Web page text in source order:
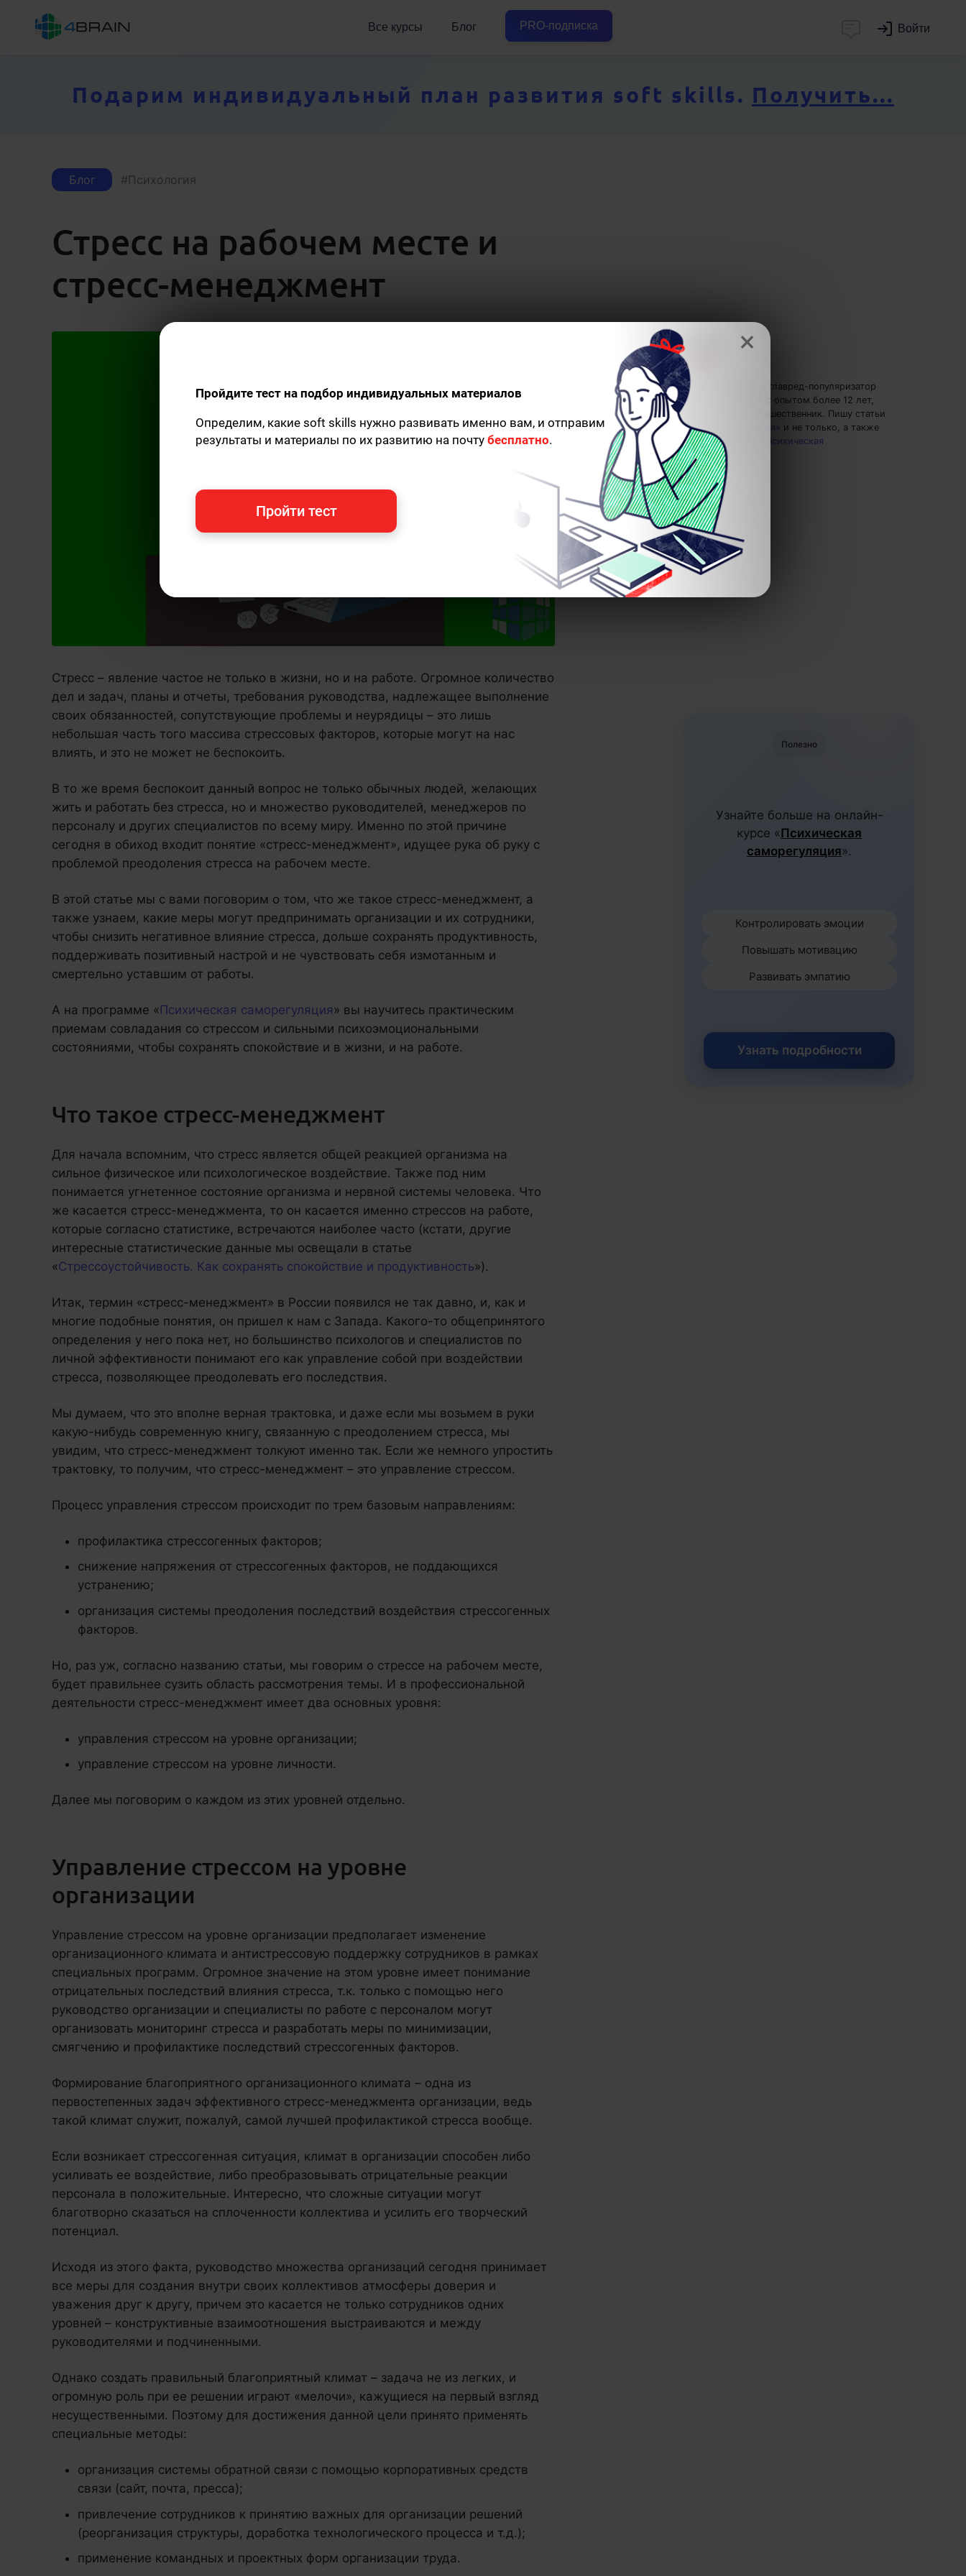
Все курсы Блог PRO-подписка Войти
Подарим индивидуальный план развития soft skills. Получить...
Блог Психология
Стресс на рабочем месте и
стресс-менеджмент
Кирилл Ногалес
— главред-популяризатор
экспертных знаний с опытом более 12 лет,
главред 4brain, путешественник. Пишу статьи
по теме
и не только, а также
рекомендую курс
«Психическая
саморегуляция»
Стресс – явление частое не только в жизни, но и на работе. Огромное количество
дел и задач, планы и отчеты, требования руководства, надлежащее выполнение
своих обязанностей, сопутствующие проблемы и неурядицы – это лишь
небольшая часть того массива стрессовых факторов, которые могут на нас
влиять, и это не может не беспокоить.
В то же время беспокоит данный вопрос не только обычных людей, желающих
жить и работать без стресса, но и множество руководителей, менеджеров по
персоналу и других специалистов по всему миру. Именно по этой причине
сегодня в обиход входит понятие «стресс-менеджмент», идущее рука об руку с
проблемой преодоления стресса на рабочем месте.
В этой статье мы с вами поговорим о том, что же такое стресс-менеджмент, а
также узнаем, какие меры могут предпринимать организации и их сотрудники,
чтобы снизить негативное влияние стресса, дольше сохранять продуктивность,
поддерживать позитивный настрой и не чувствовать себя измотанным и
смертельно уставшим от работы.
А на программе «Психическая саморегуляция» вы научитесь практическим
приемам совладания со стрессом и сильными психоэмоциональными
состояниями, чтобы сохранять спокойствие и в жизни, и на работе.
Что такое стресс-менеджмент
Для начала вспомним, что стресс является общей реакцией организма на
сильное физическое или психологическое воздействие. Также под ним
понимается угнетенное состояние организма и нервной системы человека. Что
же касается стресс-менеджмента, то он касается именно стрессов на работе,
которые согласно статистике, встречаются наиболее часто (кстати, другие
интересные статистические данные мы освещали в статье
«Стрессоустойчивость. Как сохранять спокойствие и продуктивность»).
Итак, термин «стресс-менеджмент» в России появился не так давно, и, как и
многие подобные понятия, он пришел к нам с Запада. Какого-то общепринятого
определения у него пока нет, но большинство психологов и специалистов по
личной эффективности понимают его как управление собой при воздействии
стресса, позволяющее преодолевать его последствия.
Мы думаем, что это вполне верная трактовка, и даже если мы возьмем в руки
какую-нибудь современную книгу, связанную с преодолением стресса, мы
увидим, что стресс-менеджмент толкуют именно так. Если же немного упростить
трактовку, то получим, что стресс-менеджмент – это управление стрессом.
Процесс управления стрессом происходит по трем базовым направлениям:
профилактика стрессогенных факторов;
снижение напряжения от стрессогенных факторов, не поддающихся
устранению;
организация системы преодоления последствий воздействия стрессогенных
факторов.
Но, раз уж, согласно названию статьи, мы говорим о стрессе на рабочем месте,
будет правильнее сузить область рассмотрения темы. И в профессиональной
деятельности стресс-менеджмент имеет два основных уровня:
управления стрессом на уровне организации;
управление стрессом на уровне личности.
Далее мы поговорим о каждом из этих уровней отдельно.
Управление стрессом на уровне
организации
Управление стрессом на уровне организации предполагает изменение
организационного климата и антистрессовую поддержку сотрудников в рамках
специальных программ. Огромное значение на этом уровне имеет понимание
отрицательных последствий влияния стресса, т.к. только с помощью него
руководство организации и специалисты по работе с персоналом могут
организовать мониторинг стресса и разработать меры по минимизации,
смягчению и профилактике последствий стрессогенных факторов.
Формирование благоприятного организационного климата – одна из
первостепенных задач эффективного стресс-менеджмента организации, ведь
такой климат служит, пожалуй, самой лучшей профилактикой стресса вообще.
Если возникает стрессогенная ситуация, климат в организации способен либо
усиливать ее воздействие, либо преобразовывать отрицательные реакции
персонала в положительные. Интересно, что сложные ситуации могут
благотворно сказаться на сплоченности коллектива и усилить его творческий
потенциал.
Исходя из этого факта, руководство множества организаций сегодня принимает
все меры для создания внутри своих коллективов атмосферы доверия и
уважения друг к другу, причем это касается не только сотрудников одних
уровней – конструктивные взаимоотношения выстраиваются и между
руководителями и подчиненными.
Однако создать правильный благоприятный климат – задача не из легких, и
огромную роль при ее решении играют «мелочи», кажущиеся на первый взгляд
несущественными. Поэтому для достижения данной цели принято применять
специальные методы:
организация системы обратной связи с помощью корпоративных средств
связи (сайт, почта, пресса);
привлечение сотрудников к принятию важных для организации решений
(реорганизация структуры, доработка технологического процесса и т.д.);
применение командных и проектных форм организации труда.
Полезно
Узнайте больше на онлайн-
курсе «Психическая
саморегуляция».
Контролировать эмоции
Повышать мотивацию
Развивать эмпатию
Узнать подробности
×
Пройдите тест на подбор индивидуальных материалов
Определим, какие soft skills нужно развивать именно вам, и отправим
результаты и материалы по их развитию на почту бесплатно.
Пройти тест